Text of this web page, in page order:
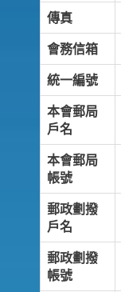
傳真
會務信箱
統一編號
本會郵局
戶名
本會郵局
帳號
郵政劃撥
戶名
郵政劃撥
帳號